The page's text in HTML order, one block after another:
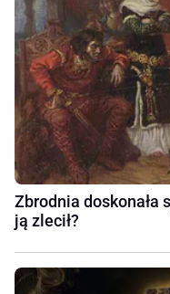
Zbrodnia doskonała
ją zlecił?